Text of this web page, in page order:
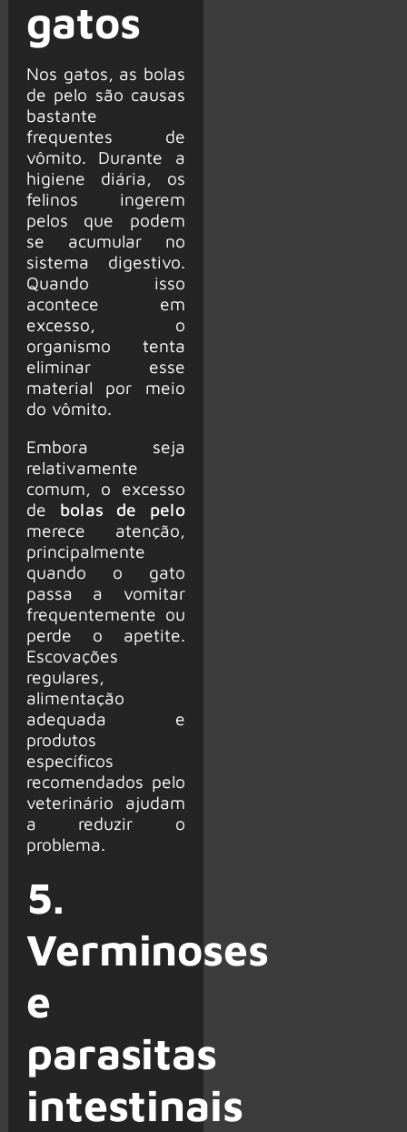
gatos
Nos gatos, as bolas
de pelo são causas
bastante
frequentes de
vômito. Durante a
higiene diária, os
felinos ingerem
pelos que podem
se acumular no
sistema digestivo.
Quando isso
acontece em
excesso, o
organismo tenta
eliminar esse
material por meio
do vômito.
Embora seja
relativamente
comum, o excesso
de bolas de pelo
merece atenção,
principalmente
quando o gato
passa a vomitar
frequentemente ou
perde o apetite.
Escovações
regulares,
alimentação
adequada e
produtos
específicos
recomendados pelo
veterinário ajudam
a reduzir o
problema.
5.
Verminoses
e
parasitas
intestinais